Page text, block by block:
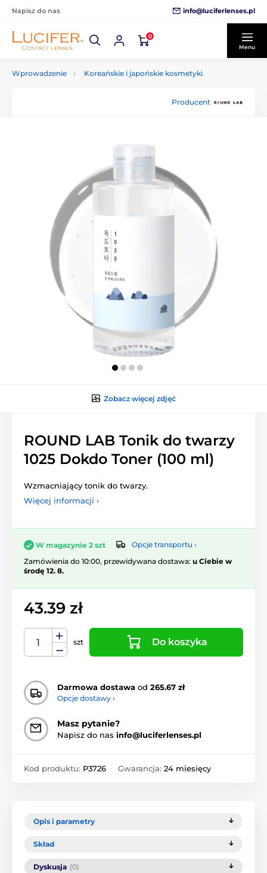
Napisz do nas info@luciferlenses.pl
0
Menu
Wprowadzenie Koreańskie i japońskie kosmetyki
Producent
Zobacz więcej zdjęć
ROUND LAB Tonik do twarzy
1025 Dokdo Toner (100 ml)
Wzmacniający tonik do twarzy.
Więcej informacji ›
W magazynie 2 szt
Opcje transportu ›
Zamówienia do 10:00, przewidywana dostawa: u Ciebie w
środę 12. 8.
43.39 zł
szt Do koszyka
Darmowa dostawa od 265.67 zł
Opcje dostawy ›
Masz pytanie?
Napisz do nas info@luciferlenses.pl
Kod produktu: P3726 Gwarancja: 24 miesięcy
Opis i parametry
Skład
Dyskusja (0)